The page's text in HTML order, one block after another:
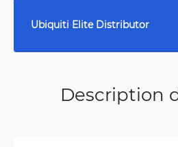
Ubiquiti Elite Distributor
Description